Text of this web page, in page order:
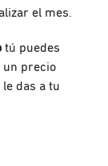
el mes.
tú puedes
un precio
das a tu